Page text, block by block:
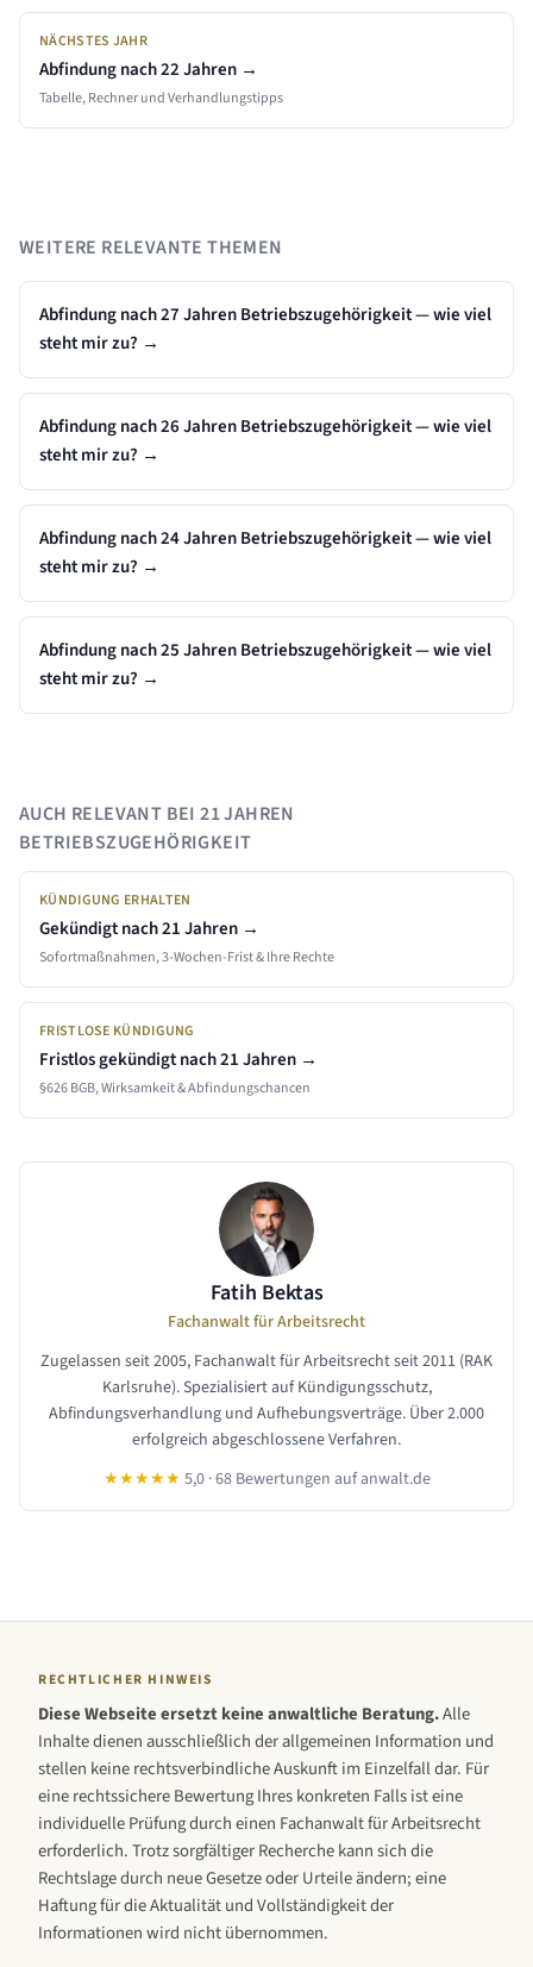
NÄCHSTES JAHR
Abfindung nach22Jahren →
Tabelle, Rechner und Verhandlungstipps
WEITERE RELEVANTE THEMEN
Abfindung nach 27 Jahren Betriebszugehörigkeit — wie viel
steht mir zu? →
Abfindung nach 26 Jahren Betriebszugehörigkeit — wie viel
steht mir zu? →
Abfindung nach 24 Jahren Betriebszugehörigkeit — wie viel
steht mir zu? →
Abfindung nach 25 Jahren Betriebszugehörigkeit — wie viel
steht mir zu? →
AUCH RELEVANT BEI21 JAHREN
BETRIEBSZUGEHÖRIGKEIT
KÜNDIGUNG ERHALTEN
Gekündigt nach21 Jahren →
Sofortmaßnahmen, 3-Wochen-Frist & Ihre Rechte
FRISTLOSE KÜNDIGUNG
Fristlos gekündigt nach21 Jahren →
§626 BGB, Wirksamkeit & Abfindungschancen
Fatih Bektas
Fachanwalt für Arbeitsrecht
Zugelassen seit 2005, Fachanwalt für Arbeitsrecht seit 2011 (RAK
Karlsruhe). Spezialisiert auf Kündigungsschutz,
Abfindungsverhandlung und Aufhebungsverträge. Über 2.000
erfolgreich abgeschlossene Verfahren.
★★★★★ 5,0 · 68 Bewertungen auf anwalt.de
RECHTLICHER HINWEIS
Diese Webseite ersetzt keine anwaltliche Beratung.Alle
Inhalte dienen ausschließlich der allgemeinen Information und
stellen keine rechtsverbindliche Auskunft im Einzelfall dar. Für
eine rechtssichere Bewertung Ihres konkreten Falls ist eine
individuelle Prüfung durch einen Fachanwalt für Arbeitsrecht
erforderlich. Trotz sorgfältiger Recherche kann sich die
Rechtslage durch neue Gesetze oder Urteile ändern; eine
Haftung für die Aktualität und Vollständigkeit der
Informationen wird nicht übernommen.